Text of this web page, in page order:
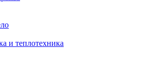
и теплотехника